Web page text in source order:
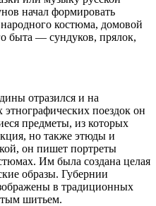
начал формировать
костюма, домовой
быта — сундуков, прялок,
отразился и на
поездок он
предметы, из которых
но также этюды и
он пишет портреты
Им была создана целая
образы. Губернии
в традиционных
шитьем.